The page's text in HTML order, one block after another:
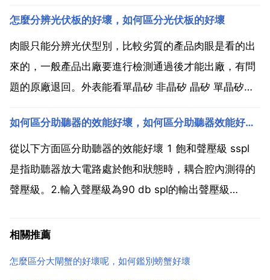
質是馬六甲做的，本來就帶有味道。但這個味道是樹種
本身自帶的且被說明是無害的。有些生態板中間用泡
桐，桉木...
怎麼分辨光伏板的好壞，如何區分光伏板的好壞
肉眼只能分辨光伏型別，比較劣質的產品肉眼是看的出
來的，一般產品出廠要進行檢測通過後才能出廠，有問
題的原廠退回。外表能看單晶矽 非晶矽 晶矽 單晶矽發
為了提高生產速度，往往不在意無意間滴落在鋼化玻璃
表面的矽膠。不清除的話會降低電池板的發電效率。2
看...
如何區分助聽器的效能好壞，如何區分助聽器效能好壞？
從以下方面區分助聽器的效能好壞 1 飽和聲壓級 sspl
是指助聽器放大電路處於飽和狀態時，耦合腔內測得的
聲壓級。2.輸入聲壓級為90 db spl的輸出聲壓級
db spl時，在耦合腔中產生的聲壓級。在此測試條件
相關推薦
怎麼區分大閘蟹的好壞呢，如何鑑別螃蟹好壞